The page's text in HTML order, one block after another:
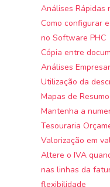
Análises Rápidas
Como configurar
no Software PHC
Cópia entre
Análises
Utilização da
Mapas de
Mantenha a
Tesouraria
Valorização em
Altere o IVA
nas linhas da
flexibilidade